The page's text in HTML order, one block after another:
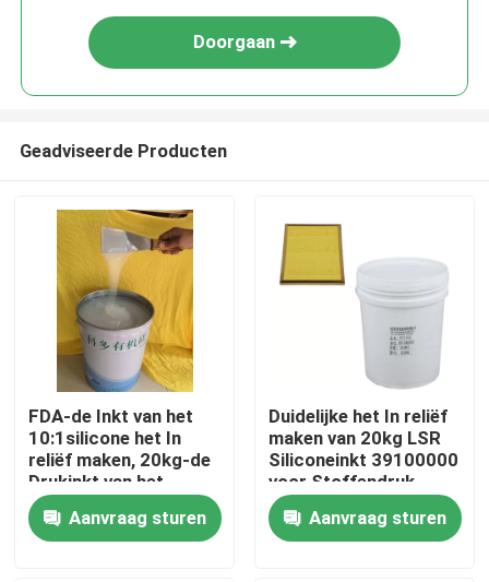
Huis
Producten
Ongeveer ons
Doorgaan
Geadviseerde Producten
FDA-de Inkt van het
10:1silicone het In
reliëf maken, 20kg-de
Drukinkt van het
Siliconescherm
Aanvraag sturen
Duidelijke het In reliëf
maken van 20kg LSR
Siliconeinkt 39100000
voor Stoffendruk
Aanvraag sturen